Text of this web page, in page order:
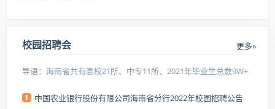
校园招聘会 更多»
导语：海南省共有高校21所、中专11所，2021年毕业生总数9W+
中国农业银行股份有限公司海南省分行2022年校园招聘公告